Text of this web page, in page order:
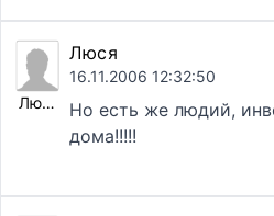
Люся
Люся
16.11.2006 12:32:50
Но есть же людий,
дома!!!!!